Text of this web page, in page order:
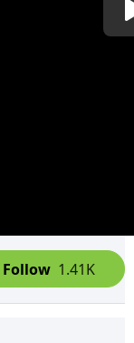
Follow 1.41K